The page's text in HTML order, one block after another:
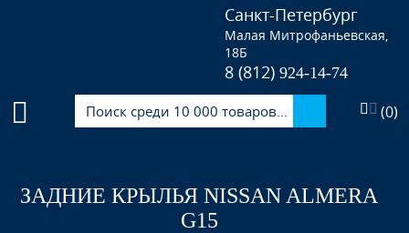
Санкт-Петербург
Малая Митрофаньевская,
18Б
8 (812)924-14-74
(0)
ЗАДНИЕ КРЫЛЬЯ NISSAN ALMERA
G15